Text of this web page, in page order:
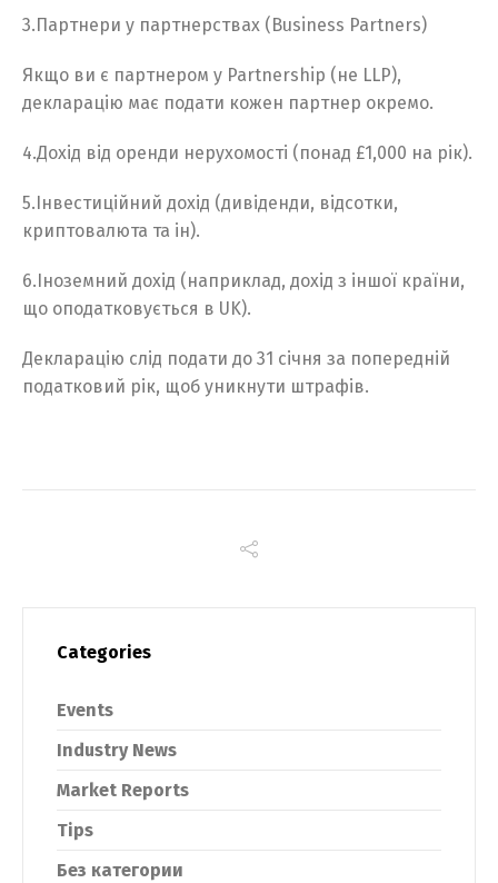
3.Партнери у партнерствах (Business Partners)
Якщо ви є партнером у Partnership (не LLP),
декларацію має подати кожен партнер окремо.
4.Дохід від оренди нерухомості (понад £1,000 на рік).
5.Інвестиційний дохід (дивіденди, відсотки,
криптовалюта та ін).
6.Іноземний дохід (наприклад, дохід з іншої країни,
що оподатковується в UK).
Декларацію слід подати до 31 січня за попередній
податковий рік, щоб уникнути штрафів.
Categories
Events
Industry News
Market Reports
Tips
Без категории